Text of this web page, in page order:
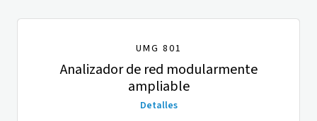
UMG 801
Analizador de red modularmente
ampliable
Detalles